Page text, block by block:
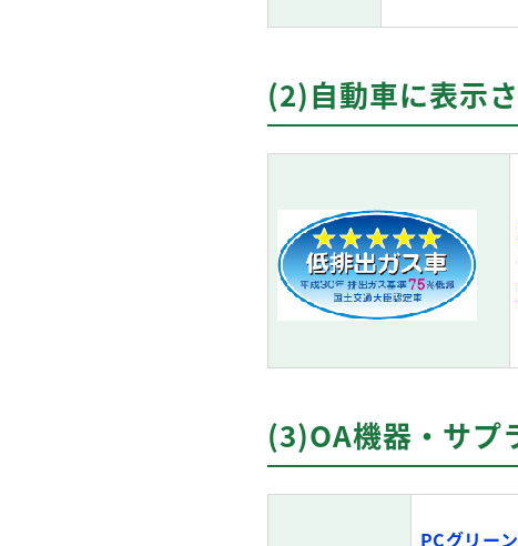
(2)自動車に表示
(3)OA機器・サプ
PCグリー